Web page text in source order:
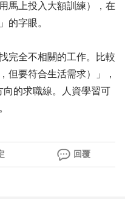
馬上投入大額訓練），在
的字眼。
完全不相關的工作。比較
但要符合生活需求）」，
向的求職線。人資學習可
回覆